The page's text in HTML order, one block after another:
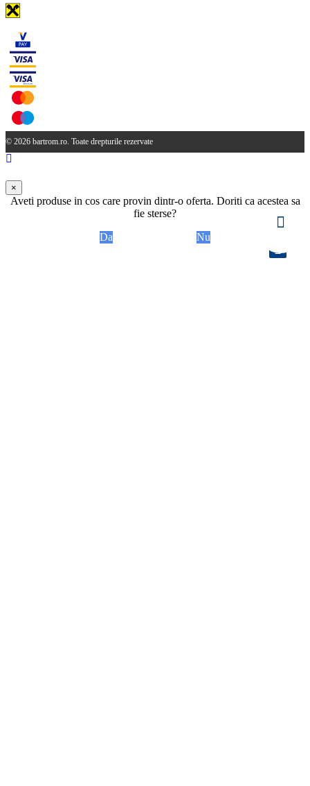
© 2026 bartrom.ro. Toate drepturile rezervate
×
Aveti produse in cos care provin dintr-o oferta. Doriti ca acestea sa
fie sterse?
Da
Nu